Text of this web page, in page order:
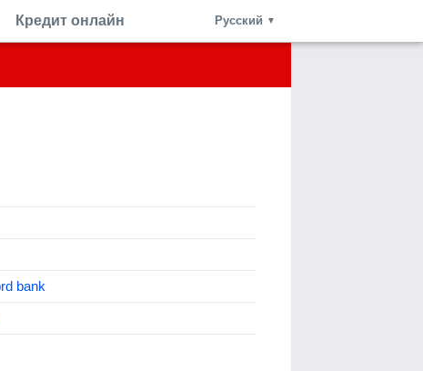
Кредит онлайн Русский ▼
bank